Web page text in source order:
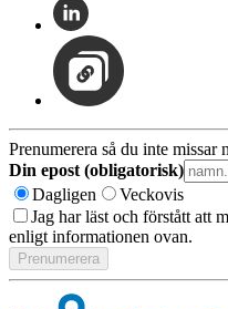
Prenumerera så du inte missar
Din epost (obligatorisk)
Dagligen
Veckovis
Jag har läst och förstått att
enligt informationen ovan.